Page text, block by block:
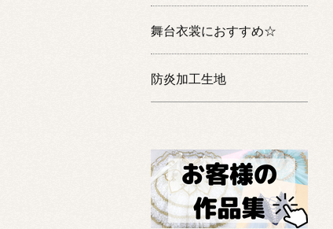
舞台衣裳におすすめ☆
防炎加工生地